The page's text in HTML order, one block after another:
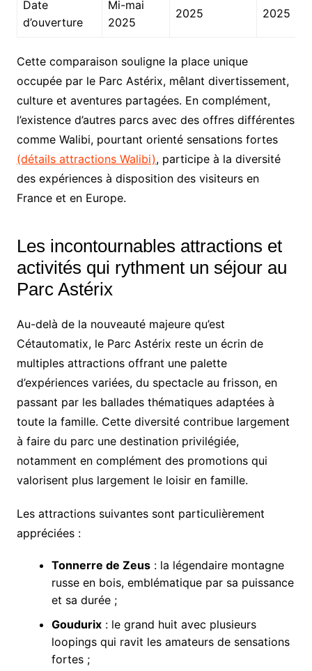
Date
d’ouverture
Mi-mai
2025
2025 2025
Cette comparaison souligne la place unique
occupée par le Parc Astérix, mêlant divertissement,
culture et aventures partagées. En complément,
l’existence d’autres parcs avec des offres différentes
comme Walibi, pourtant orienté sensations fortes
(détails attractions Walibi), participe à la diversité
des expériences à disposition des visiteurs en
France et en Europe.
Les incontournables attractions et
activités qui rythment un séjour au
Parc Astérix
Au-delà de la nouveauté majeure qu’est
Cétautomatix, le Parc Astérix reste un écrin de
multiples attractions offrant une palette
d’expériences variées, du spectacle au frisson, en
passant par les ballades thématiques adaptées à
toute la famille. Cette diversité contribue largement
à faire du parc une destination privilégiée,
notamment en complément des promotions qui
valorisent plus largement le loisir en famille.
Les attractions suivantes sont particulièrement
appréciées :
Tonnerre de Zeus: la légendaire montagne
russe en bois, emblématique par sa puissance
et sa durée ;
Goudurix: le grand huit avec plusieurs
loopings qui ravit les amateurs de sensations
fortes ;